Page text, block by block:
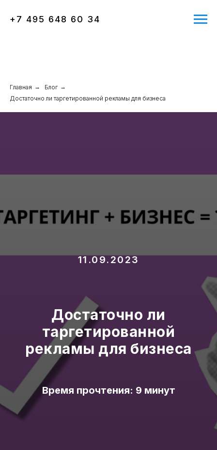
+7 495 648 60 34
Главная → Блог →
Достаточно ли таргетированной рекламы для бизнеса
11.09.2023
Достаточно ли
таргетированной
рекламы для бизнеса
Время прочтения: 9 минут